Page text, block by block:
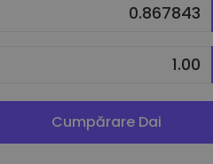
Cumpărare Dai